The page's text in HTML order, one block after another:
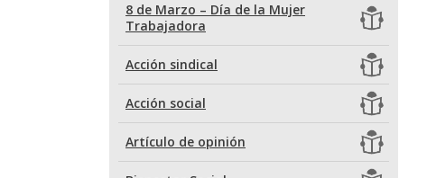
8 de Marzo – Día de la Mujer
Trabajadora
Acción sindical
Acción social
Artículo de opinión